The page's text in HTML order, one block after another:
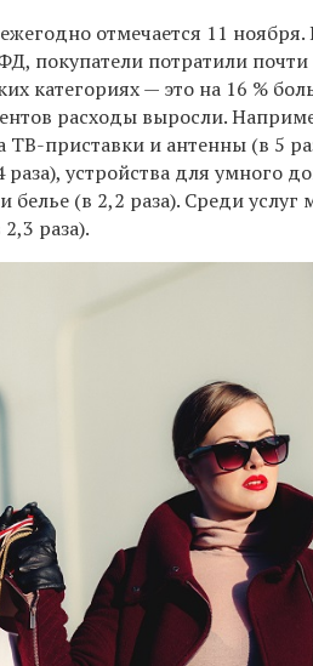
отмечается 11 ноября.
покупатели потратили
категориях — это на 16 %
расходы выросли.
ТВ-приставки и антенны (в 5
устройства для умного
белье (в 2,2 раза). Среди
раза).